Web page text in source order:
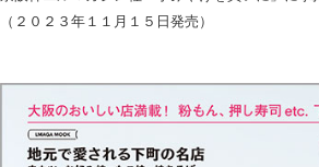
（２０２３年１１月１５日発売）